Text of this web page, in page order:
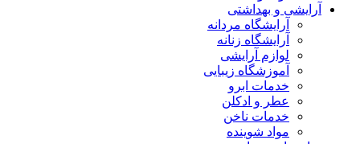
آرایشی و بهداشتی
آرایشگاه مردانه
آرایشگاه زنانه
لوازم آرایشی
آموزشگاه زیبایی
خدمات ابرو
عطر و ادکلن
خدمات ناخن
مواد شوینده